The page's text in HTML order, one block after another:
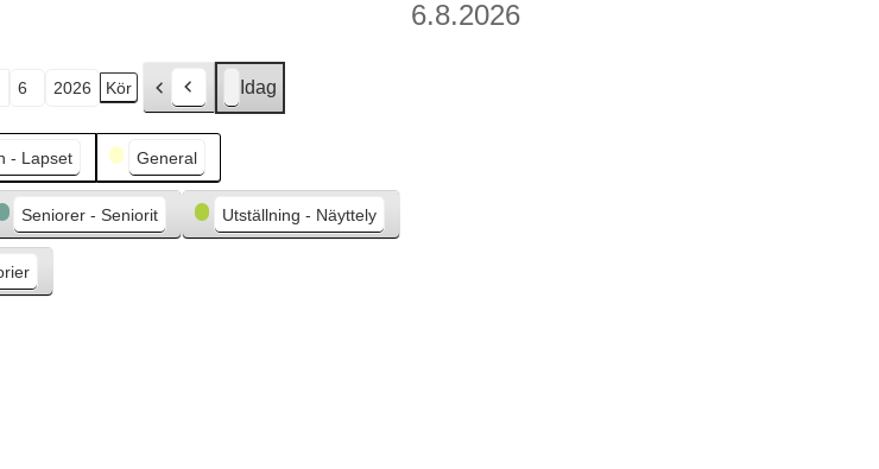
6.8.2026
F
r
e
å
Idag
- Lapset General
Seniorer - Seniorit Utställning - Näyttely